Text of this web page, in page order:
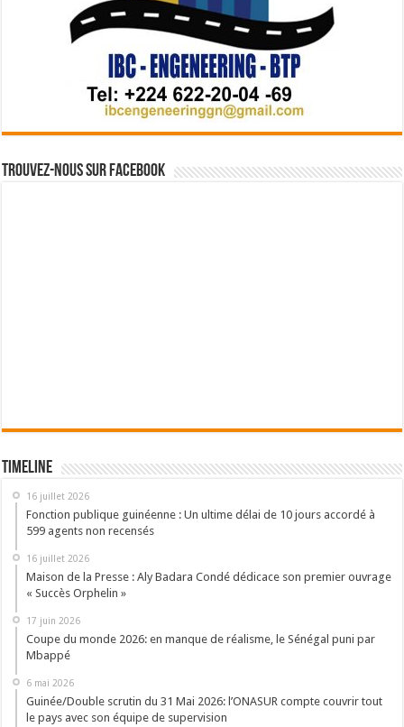
Trouvez-nous sur Facebook
Timeline
16 juillet 2026
Fonction publique guinéenne : Un ultime délai de 10 jours accordé à
599 agents non recensés
16 juillet 2026
Maison de la Presse : Aly Badara Condé dédicace son premier ouvrage
« Succès Orphelin »
17 juin 2026
Coupe du monde 2026: en manque de réalisme, le Sénégal puni par
Mbappé
6 mai 2026
Guinée/Double scrutin du 31 Mai 2026: l’ONASUR compte couvrir tout
le pays avec son équipe de supervision